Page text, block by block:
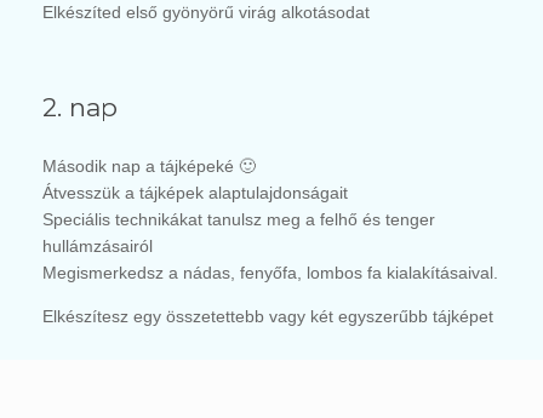
Elkészíted első gyönyörű virág alkotásodat
2. nap
Második nap a tájképeké 🙂
Átvesszük a tájképek alaptulajdonságait
Speciális technikákat tanulsz meg a felhő és tenger
hullámzásairól
Megismerkedsz a nádas, fenyőfa, lombos fa kialakításaival.
Elkészítesz egy összetettebb vagy két egyszerűbb tájképet